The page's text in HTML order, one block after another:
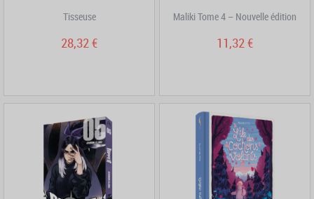
Tisseuse
28,32 €
Maliki Tome 4 – Nouvelle édition
11,32 €